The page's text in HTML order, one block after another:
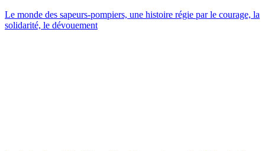
Le monde des sapeurs-pompiers, une histoire régie par le courage, la
solidarité, le dévouement